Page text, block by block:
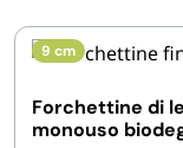
9 cm
Forchettine di
monouso